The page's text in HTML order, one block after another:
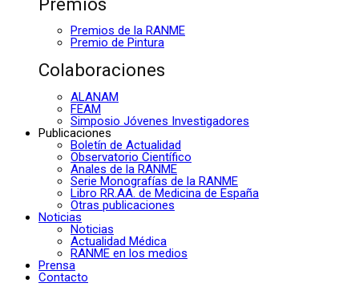
Premios de la RANME
Premio de Pintura
Colaboraciones
ALANAM
FEAM
Simposio Jóvenes Investigadores
Publicaciones
Boletín de Actualidad
Observatorio Científico
Anales de la RANME
Serie Monografías de la RANME
Libro RR.AA. de Medicina de España
Otras publicaciones
Noticias
Noticias
Actualidad Médica
RANME en los medios
Prensa
Contacto